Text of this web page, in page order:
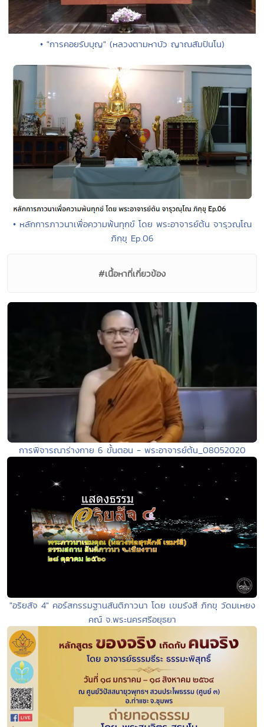
• "การคอยรับบุญ" (หลวงตามหาบัว ญาณสัมปันโน)
• หลักการภาวนาเพื่อความพ้นทุกข์ โดย พระอาจารย์ต้น จารุวณฺโณ
ภิกฺขุ Ep.06
#เนื้อหาที่เกี่ยวข้อง
การพิจารณาร่างกาย 6 ขั้นตอน - พระอาจารย์ต้น_08052020
"อริยสัจ 4" คอร์สกรรมฐานสันติภาวนา โดย เขมรังสี ภิกขุ วัดมเหยง
คณ์ จ.พระนครศรีอยุธยา